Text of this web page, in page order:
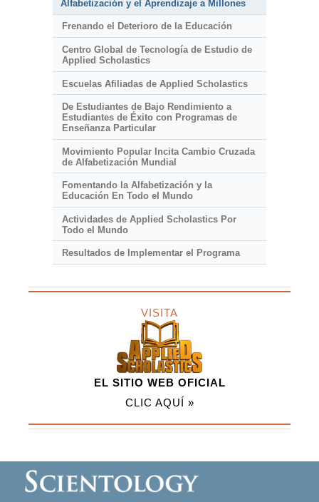
Alfabetización y el Aprendizaje a Millones
Frenando el Deterioro de la Educación
Centro Global de Tecnología de Estudio de
Applied Scholastics
Escuelas Afiliadas de Applied Scholastics
De Estudiantes de Bajo Rendimiento a
Estudiantes de Éxito con Programas de
Enseñanza Particular
Movimiento Popular Incita Cambio Cruzada
de Alfabetización Mundial
Fomentando la Alfabetización y la
Educación En Todo el Mundo
Actividades de Applied Scholastics Por
Todo el Mundo
Resultados de Implementar el Programa
VISITA
EL SITIO WEB OFICIAL
CLIC AQUÍ »